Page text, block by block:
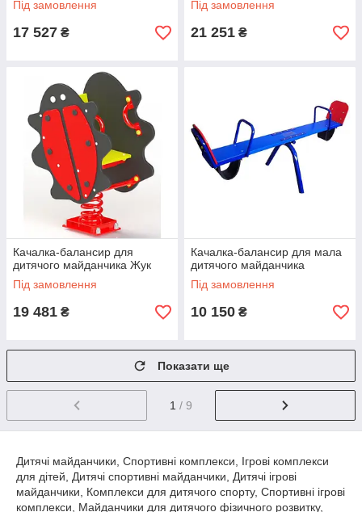
Під замовлення
17 527 ₴
Під замовлення
21 251 ₴
Качалка-балансир для
дитячого майданчика Жук
Під замовлення
19 481 ₴
Качалка-балансир для мала
дитячого майданчика
Під замовлення
10 150 ₴
Показати ще
1 / 9
Дитячі майданчики, Спортивні комплекси, Ігрові комплекси
для дітей, Дитячі спортивні майданчики, Дитячі ігрові
майданчики, Комплекси для дитячого спорту, Спортивні ігрові
комплекси, Майданчики для дитячого фізичного розвитку,